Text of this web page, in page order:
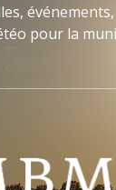
pour la